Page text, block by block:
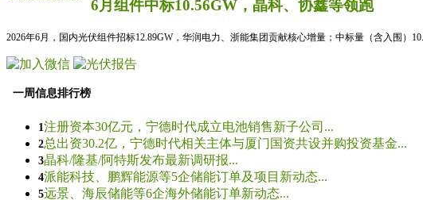
6月组件中标10.56GW，晶科、协鑫等领跑
2026年6月，国内光伏组件招标12.89GW，华润电力、浙能集团贡献核心增量；中标量（含入围）
一周信息排行榜
1注册资本30亿元，宁德时代成立电池销售新子公司...
2总出资30.2亿，宁德时代相关主体与厦门国资共设并购投资基金...
3晶科/隆基/阿特斯发布最新调研报...
4派能科技、鹏辉能源等5企储能订单及项目新动态...
5远景、海辰储能等6企海外储能订单新动态...